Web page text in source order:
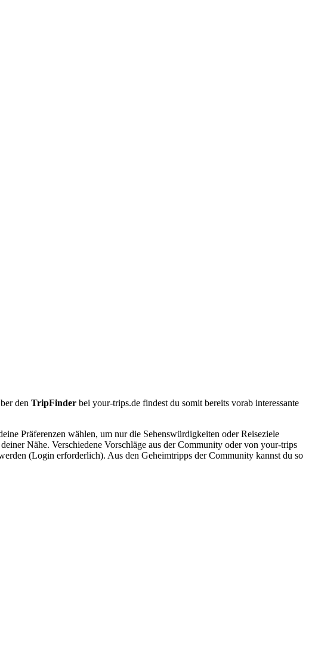
den TripFinder bei your-trips.de findest du somit bereits vorab interessante
Präferenzen wählen, um nur die Sehenswürdigkeiten oder Reiseziele
Nähe. Verschiedene Vorschläge aus der Community oder von your-trips
(Login erforderlich). Aus den Geheimtripps der Community kannst du so